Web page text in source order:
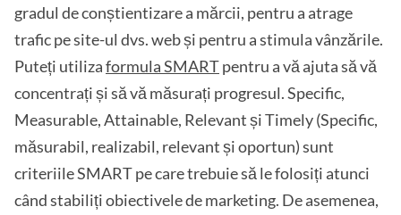
gradul de conștientizare a mărcii, pentru a atrage
trafic pe site-ul dvs. web și pentru a stimula vânzările.
Puteți utilizaformula SMARTpentru a vă ajuta să vă
concentrați și să vă măsurați progresul. Specific,
Measurable, Attainable, Relevant și Timely (Specific,
măsurabil, realizabil, relevant și oportun) sunt
criteriile SMART pe care trebuie să le folosiți atunci
când stabiliți obiectivele de marketing. De asemenea,